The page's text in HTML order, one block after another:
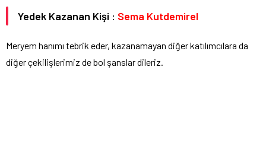
Yedek Kazanan Kişi : Sema Kutdemirel
Meryem hanımı tebrik eder, kazanamayan diğer katılımcılara da
diğer çekilişlerimiz de bol şanslar dileriz.